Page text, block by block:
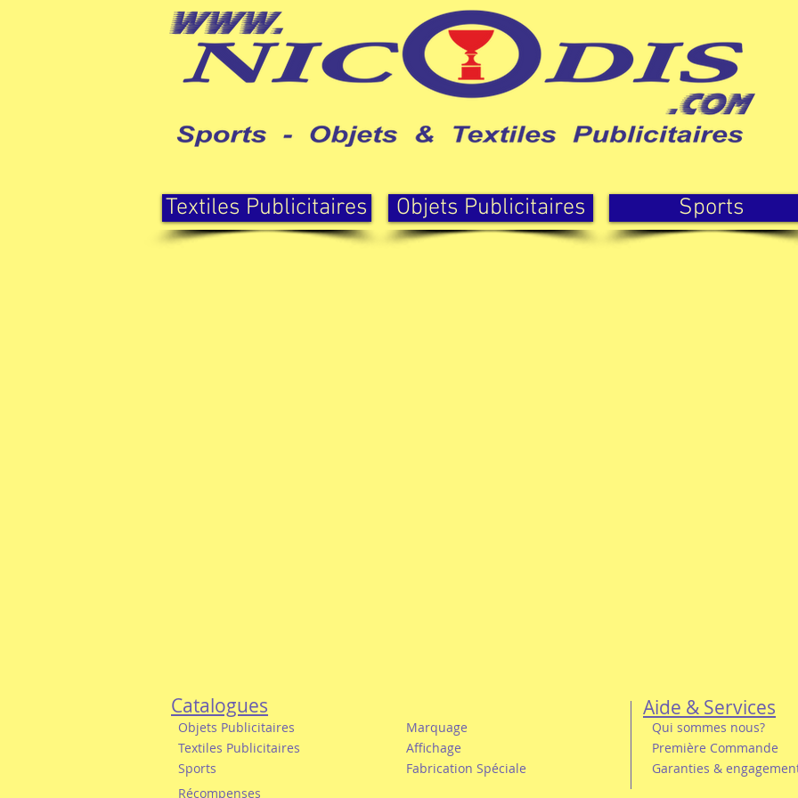
Textiles Publicitaires Objets Publicitaires Sports
Catalogues
Objets Publicitaires
Textiles Publicitaires
Sports
Marquage
Affichage
Fabrication Spéciale
Récompenses
Aide & Services
Qui sommes nous?
Première Commande
Garanties &